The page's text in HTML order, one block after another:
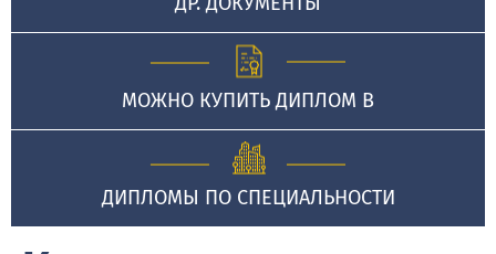
МОЖНО КУПИТЬ ДИПЛОМ В
ДИПЛОМЫ ПО СПЕЦИАЛЬНОСТИ